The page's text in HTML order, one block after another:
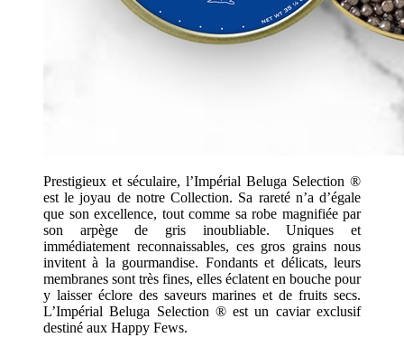
Prestigieux et séculaire, l’Impérial Beluga Selection ®
est le joyau de notre Collection. Sa rareté n’a d’égale
que son excellence, tout comme sa robe magnifiée par
son arpège de gris inoubliable. Uniques et
immédiatement reconnaissables, ces gros grains nous
invitent à la gourmandise. Fondants et délicats, leurs
membranes sont très fines, elles éclatent en bouche pour
y laisser éclore des saveurs marines et de fruits secs.
L’Impérial Beluga Selection ® est un caviar exclusif
destiné aux Happy Fews.